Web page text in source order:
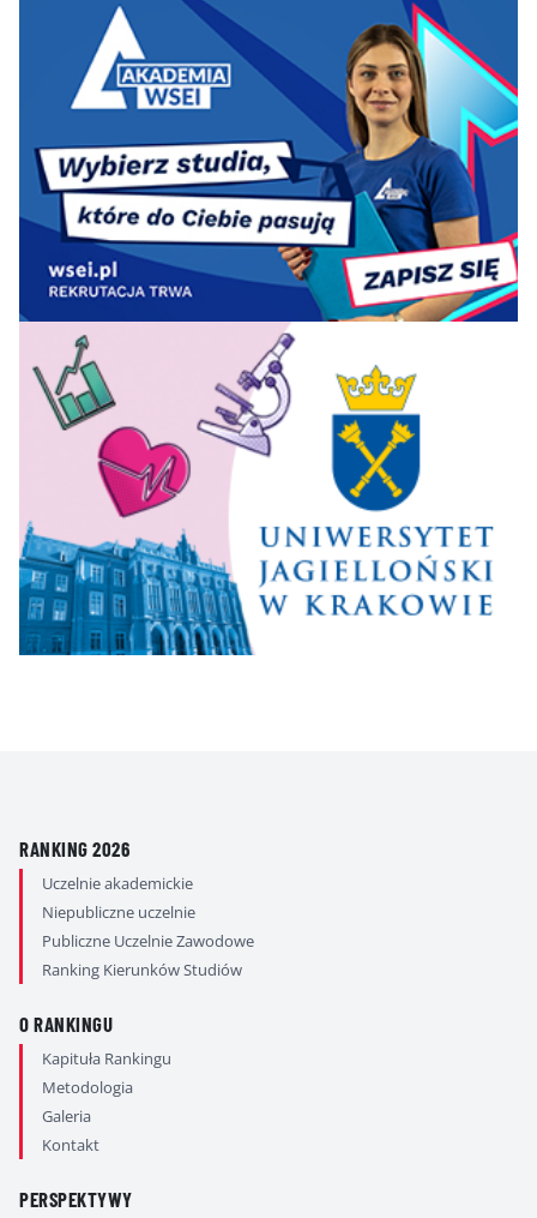
RANKING 2026
Uczelnie akademickie
Niepubliczne uczelnie
Publiczne Uczelnie Zawodowe
Ranking Kierunków Studiów
O RANKINGU
Kapituła Rankingu
Metodologia
Galeria
Kontakt
PERSPEKTYWY